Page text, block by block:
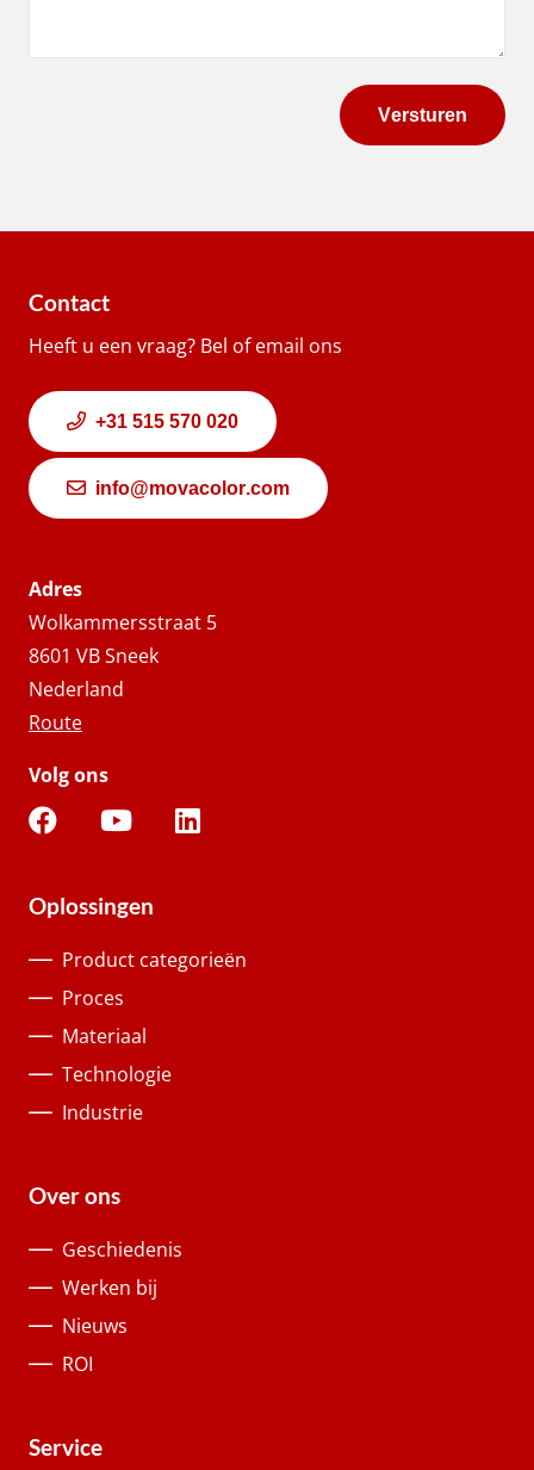
Contact
Heeft u een vraag? Bel of email ons
+31 515 570 020
info@movacolor.com
Adres
Wolkammersstraat 5
8601 VB Sneek
Nederland
Route
Volg ons
Oplossingen
Product categorieën
Proces
Materiaal
Technologie
Industrie
Over ons
Geschiedenis
Werken bij
Nieuws
ROI
Service